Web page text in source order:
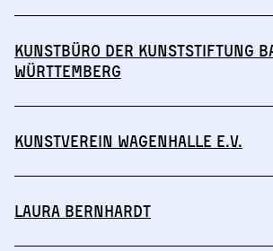
Kunstbüro der Kunststiftung
Württemberg
Kunstverein Wagenhalle e.V.
Laura Bernhardt